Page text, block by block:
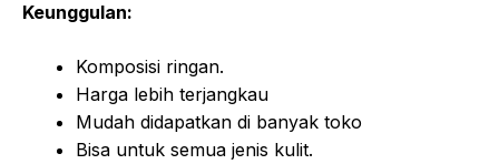
Keunggulan:
Komposisi ringan.
Harga lebih terjangkau
Mudah didapatkan di banyak toko
Bisa untuk semua jenis kulit.